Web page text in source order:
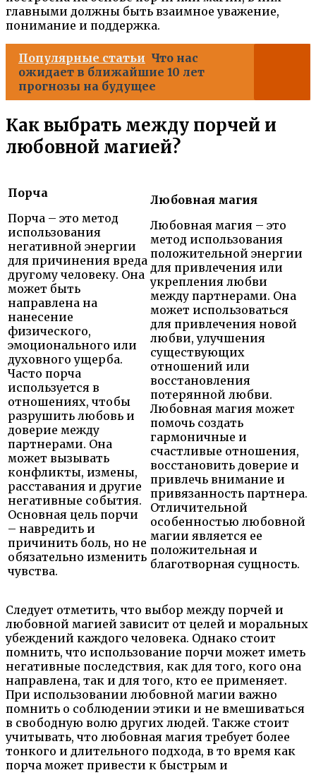
главными должны быть взаимное уважение,
понимание и поддержка.
Популярные статьи Что нас
ожидает в ближайшие 10 лет
прогнозы на будущее
Как выбрать между порчей и
любовной магией?
Порча
Порча – это метод
использования
негативной энергии
для причинения вреда
другому человеку. Она
может быть
направлена на
нанесение
физического,
эмоционального или
духовного ущерба.
Часто порча
используется в
отношениях, чтобы
разрушить любовь и
доверие между
партнерами. Она
может вызывать
конфликты, измены,
расставания и другие
негативные события.
Основная цель порчи
– навредить и
причинить боль, но не
обязательно изменить
чувства.
Любовная магия
Любовная магия – это
метод использования
положительной энергии
для привлечения или
укрепления любви
между партнерами. Она
может использоваться
для привлечения новой
любви, улучшения
существующих
отношений или
восстановления
потерянной любви.
Любовная магия может
помочь создать
гармоничные и
счастливые отношения,
восстановить доверие и
привлечь внимание и
привязанность партнера.
Отличительной
особенностью любовной
магии является ее
положительная и
благотворная сущность.
Следует отметить, что выбор между порчей и
любовной магией зависит от целей и моральных
убеждений каждого человека. Однако стоит
помнить, что использование порчи может иметь
негативные последствия, как для того, кого она
направлена, так и для того, кто ее применяет.
При использовании любовной магии важно
помнить о соблюдении этики и не вмешиваться
в свободную волю других людей. Также стоит
учитывать, что любовная магия требует более
тонкого и длительного подхода, в то время как
порча может привести к быстрым и